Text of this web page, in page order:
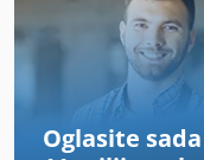
Dsk
Finke
Oglasite